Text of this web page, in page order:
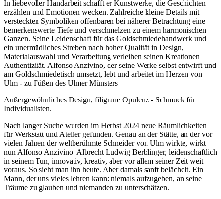
In liebevoller Handarbeit schafft er Kunstwerke, die Geschichten
erzählen und Emotionen wecken. Zahlreiche kleine Details mit
versteckten Symboliken offenbaren bei näherer Betrachtung eine
bemerkenswerte Tiefe und verschmelzen zu einem harmonischen
Ganzen. Seine Leidenschaft für das Goldschmiedehandwerk und
ein unermüdliches Streben nach hoher Qualität in Design,
Materialauswahl und Verarbeitung verleihen seinen Kreationen
Authentizität. Alfonso Anzivino, der seine Werke selbst entwirft und
am Goldschmiedetisch umsetzt, lebt und arbeitet im Herzen von
Ulm - zu Füßen des Ulmer Münsters
Außergewöhnliches Design, filigrane Opulenz - Schmuck für
Individualisten.
Nach langer Suche wurden im Herbst 2024 neue Räumlichkeiten
für Werkstatt und Atelier gefunden. Genau an der Stätte, an der vor
vielen Jahren der weltberühmte Schneider von Ulm wirkte, wirkt
nun Alfonso Anzivino. Albrecht Ludwig Berblinger, leidenschaftlich
in seinem Tun, innovativ, kreativ, aber vor allem seiner Zeit weit
voraus. So sieht man ihn heute. Aber damals sanft belächelt. Ein
Mann, der uns vieles lehren kann: niemals aufzugeben, an seine
Träume zu glauben und niemanden zu unterschätzen.